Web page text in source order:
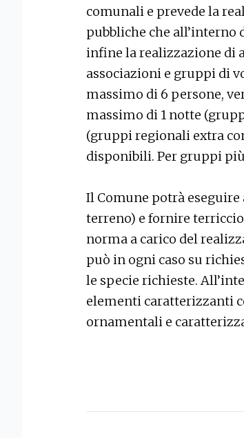
comunali e prevede la
pubbliche che all’interno
infine la realizzazione di
associazioni e gruppi di
massimo di 6 persone,
massimo di 1 notte
(gruppi regionali extra
disponibili. Per gruppi
Il Comune potrà
terreno) e fornire
norma a carico del
può in ogni caso su
le specie richieste.
elementi caratterizzanti
ornamentali e